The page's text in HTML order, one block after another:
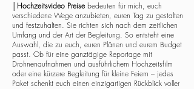
Hochzeitsvideo Preisebedeuten für mich, euch
verschiedene Wege anzubieten, euren Tag zu gestalten
und festzuhalten. Sie richten sich nach dem zeitlichen
Umfang und der Art der Begleitung. So entsteht eine
Auswahl, die zu euch, euren Plänen und eurem Budget
passt. Ob für eine ganztägige Reportage mit
Drohnenaufnahmen und ausführlichem Hochzeitsfilm
oder eine kürzere Begleitung für kleine Feiern – jedes
Paket schenkt euch einen einzigartigen Rückblick voller